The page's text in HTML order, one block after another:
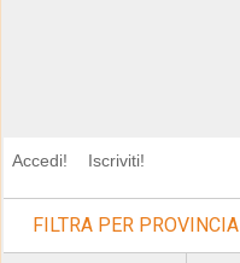
Accedi! Iscriviti!
FILTRA PER PROVINCIA